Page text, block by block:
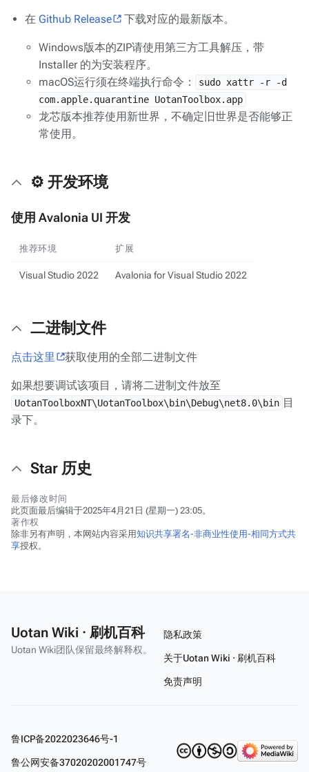
在 Github Release 下载对应的最新版本。
Windows版本的ZIP请使用第三方工具解压，带
Installer 的为安装程序。
macOS运行须在终端执行命令：
sudo xattr -r -d
com.apple.quarantine UotanToolbox.app
龙芯版本推荐使用新世界，不确定旧世界是否能够正
常使用。
⚙️ 开发环境
使用 Avalonia UI 开发
推荐环境 扩展
Visual Studio 2022 Avalonia for Visual Studio 2022
二进制文件
点击这里 获取使用的全部二进制文件
如果想要调试该项目，请将二进制文件放至
UotanToolboxNT\UotanToolbox\bin\Debug\net8.0\bin 目
录下。
Star 历史
最后修改时间
此页面最后编辑于2025年4月21日 (星期一) 23:05。
著作权
除非另有声明，本网站内容采用知识共享署名-非商业性使用-相同方式共
享授权。
Uotan Wiki · 刷机百科
Uotan Wiki团队保留最终解释权。
隐私政策
关于Uotan Wiki · 刷机百科
免责声明
鲁ICP备2022023646号-1
鲁公网安备37020202001747号